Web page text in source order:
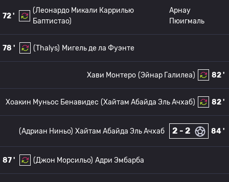
72 '
(Леонардо Микали Каррилью
Баптистао)
Арнау
Пюигмаль
78 ' (Thalys) Мигель де ла Фуэнте
82 '
(Эйнар Галилеа)
Хави Монтеро
82 '
(Хайтам Абайда Эль Ачхаб)
Хоакин Муньос Бенавидес
84 '
2 - 2
Хайтам Абайда Эль Ачхаб
(Адриан Ниньо)
87 ' (Джон Морсильо) Адри Эмбарба